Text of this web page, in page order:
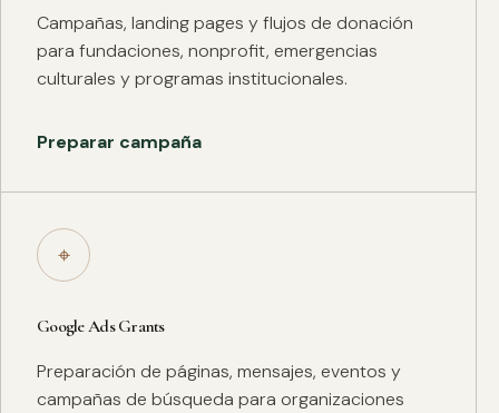
Campañas, landing pages y flujos de donación
para fundaciones, nonprofit, emergencias
culturales y programas institucionales.
Preparar campaña
⌖
Google Ads Grants
Preparación de páginas, mensajes, eventos y
campañas de búsqueda para organizaciones